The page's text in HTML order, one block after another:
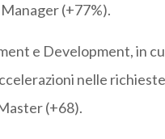
(+77%).
e Development, in
nelle
(+68).